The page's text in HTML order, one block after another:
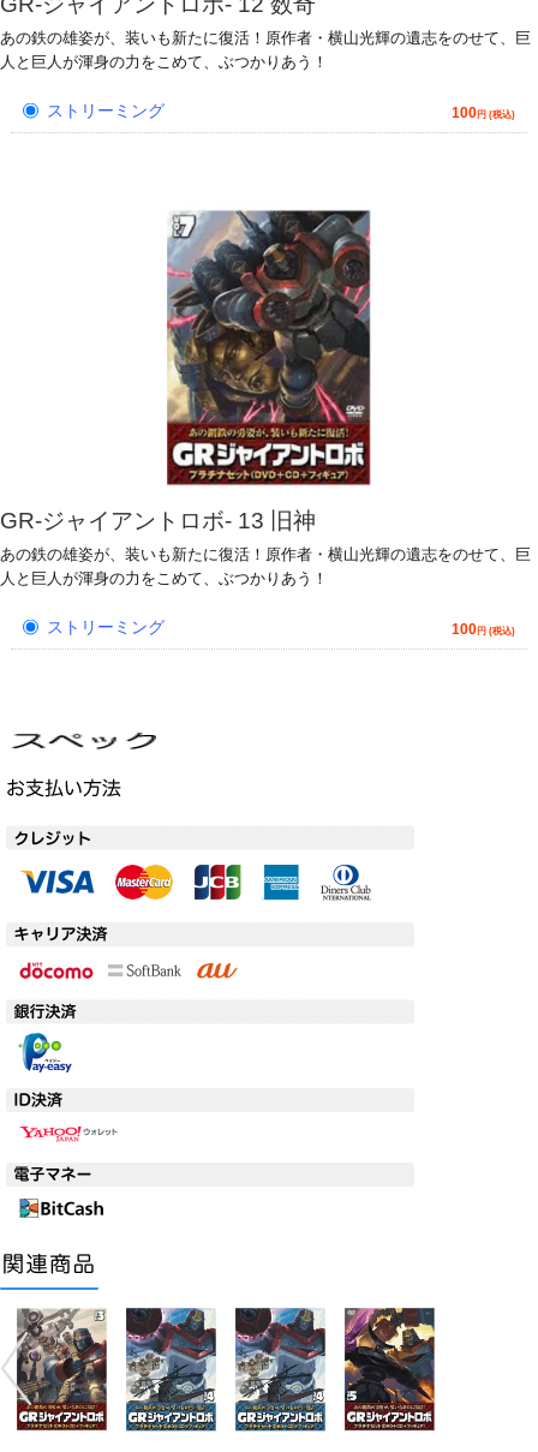
あの鉄の雄姿が、装いも新たに復活！原作者・横山光輝の遺志をのせて、巨
人と巨人が渾身の力をこめて、ぶつかりあう！
ストリーミング 100円 (税込)
GR-ジャイアントロボ- 13 旧神
あの鉄の雄姿が、装いも新たに復活！原作者・横山光輝の遺志をのせて、巨
人と巨人が渾身の力をこめて、ぶつかりあう！
ストリーミング 100円 (税込)